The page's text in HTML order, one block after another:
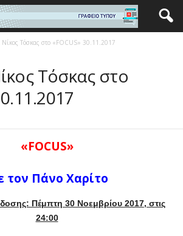
Τόσκας στο «FOCUS» 30.11.2017
Τόσκας στο
«FOCUS»
τον Πάνο Χαρίτο
Πέμπτη 30 Νοεμβρίου 2017, στις
24:00